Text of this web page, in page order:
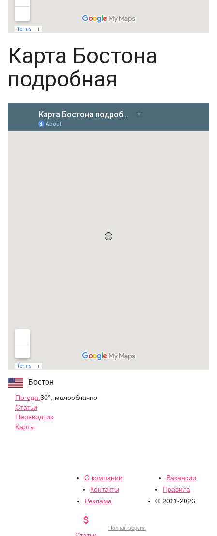
Карта Бостона
подробная
Бостон
Погода 30°, малооблачно
Статьи
Переводчик
Карты
О компании
Вакансии
Контакты
Правила
Реклама
© 2011-2026

Полная версия